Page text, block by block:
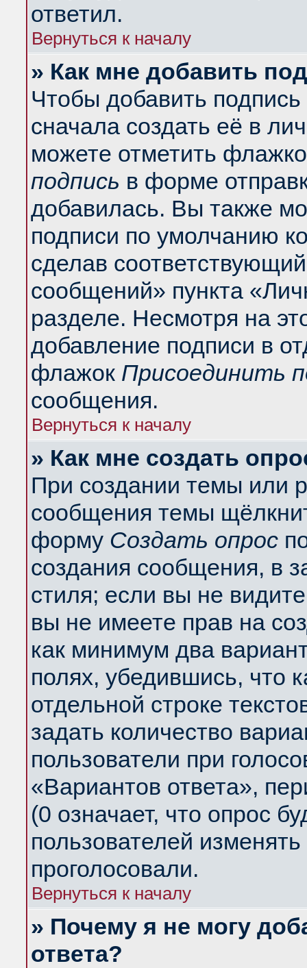
ответил.
Вернуться к началу
» Как мне добавить
Чтобы добавить
сначала создать её в
можете отметить
подпись в форме
добавилась. Вы также
подписи по умолчанию
сделав
сообщений» пункта
разделе. Несмотря на
добавление подписи в
флажок Присоединить
сообщения.
Вернуться к началу
» Как мне создать
При создании темы или
сообщения темы
форму Создать опрос
создания сообщения, в
стиля; если вы не
вы не имеете прав на
как минимум два
полях, убедившись, что
отдельной строке
задать количество
пользователи при
«Вариантов ответа»,
(0 означает, что опрос
пользователей
проголосовали.
Вернуться к началу
» Почему я не могу
ответа?